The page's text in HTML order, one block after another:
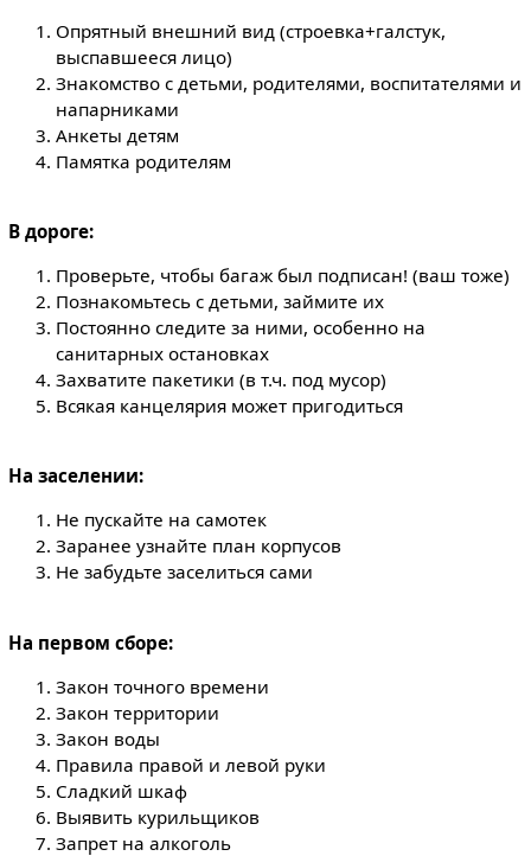
Опрятный внешний вид (строевка+галстук,
выспавшееся лицо)
Знакомство с детьми, родителями, воспитателями и
напарниками
Анкеты детям
Памятка родителям
В дороге:
Проверьте, чтобы багаж был подписан! (ваш тоже)
Познакомьтесь с детьми, займите их
Постоянно следите за ними, особенно на
санитарных остановках
Захватите пакетики (в т.ч. под мусор)
Всякая канцелярия может пригодиться
На заселении:
Не пускайте на самотек
Заранее узнайте план корпусов
Не забудьте заселиться сами
На первом сборе:
Закон точного времени
Закон территории
Закон воды
Правила правой и левой руки
Сладкий шкаф
Выявить курильщиков
Запрет на алкоголь